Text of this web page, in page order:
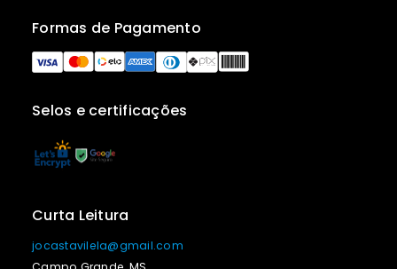
Selos e certificações
Formas de Pagamento
Curta Leitura
jocastavilela@gmail.com